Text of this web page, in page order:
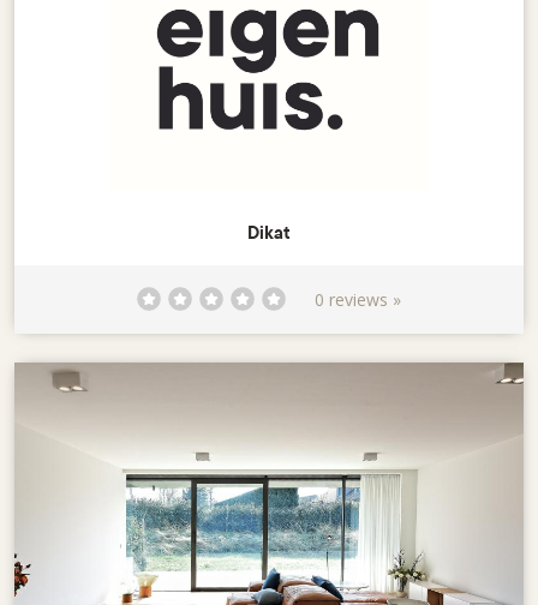
Dikat
0 reviews »